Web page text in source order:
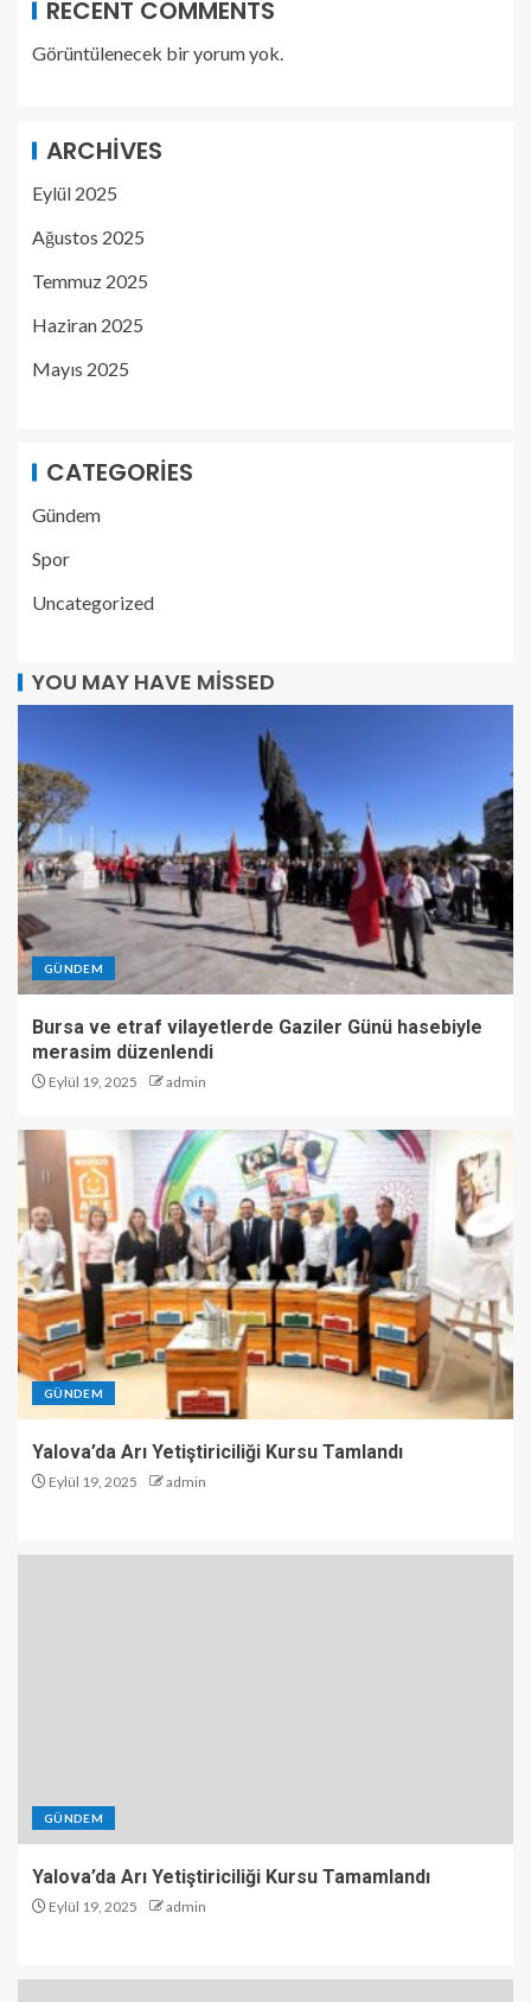
RECENT COMMENTS
Görüntülenecek bir yorum yok.
ARCHIVES
Eylül 2025
Ağustos 2025
Temmuz 2025
Haziran 2025
Mayıs 2025
CATEGORIES
Gündem
Spor
Uncategorized
YOU MAY HAVE MISSED
GÜNDEM
Bursa ve etraf vilayetlerde Gaziler Günü hasebiyle
merasim düzenlendi
Eylül 19, 2025 admin
GÜNDEM
Yalova’da Arı Yetiştiriciliği Kursu Tamlandı
Eylül 19, 2025 admin
GÜNDEM
Yalova’da Arı Yetiştiriciliği Kursu Tamamlandı
Eylül 19, 2025 admin